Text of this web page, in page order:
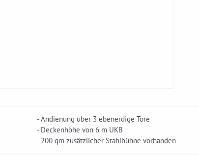
- Andienung über 3 ebenerdige Tore
- Deckenhöhe von 6 m UKB
- 200 qm zusätzlicher Stahlbühne vorhanden